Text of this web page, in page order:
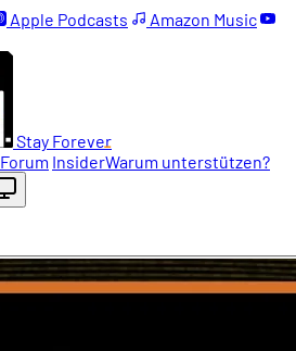
Apple Podcasts
Amazon Music
Stay Forever
Forum InsiderWarum unterstützen?